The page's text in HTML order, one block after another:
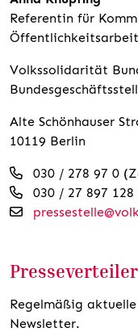
Referentin für
Öffentlichkeitsarbeit
Volkssolidarität
Alte Schönhauser
10119 Berlin
030 / 278 97 0
030 / 27 897
Presseverteiler
Regelmäßig
Newsletter.